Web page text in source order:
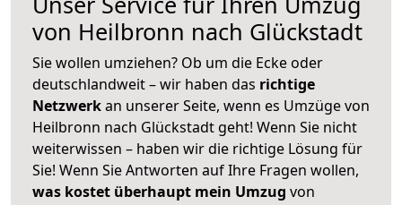
von Heilbronn nach Glückstadt
Sie wollen umziehen? Ob um die Ecke oder
deutschlandweit – wir haben das richtige
Netzwerkan unserer Seite, wenn es Umzüge von
Heilbronn nach Glückstadt geht! Wenn Sie nicht
weiterwissen – haben wir die richtige Lösung für
Sie! Wenn Sie Antworten auf Ihre Fragen wollen,
was kostet überhaupt mein Umzug von